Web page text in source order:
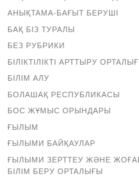
АНЫҚТАМА-БАҒЫТ БЕРУШІ
БАҚ БІЗ ТУРАЛЫ
БЕЗ РУБРИКИ
БІЛІКТІЛІКТІ АРТТЫРУ
БІЛІМ АЛУ
БОЛАШАҚ РЕСПУБЛИКАСЫ
БОС ЖҰМЫС ОРЫНДАРЫ
ҒЫЛЫМ
ҒЫЛЫМИ БАЙҚАУЛАР
ҒЫЛЫМИ ЗЕРТТЕУ ЖӘНЕ
БІЛІМ БЕРУ ОРТАЛЫҒЫ